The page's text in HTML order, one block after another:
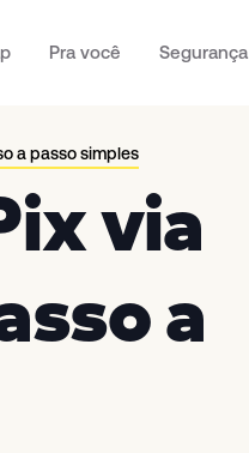
Pra você Segurança
a passo simples
via
a